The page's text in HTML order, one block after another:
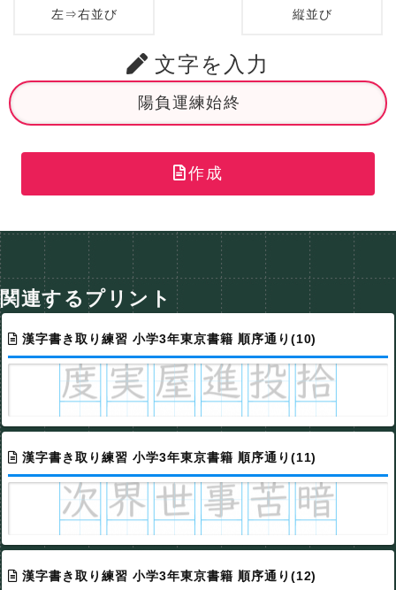
左⇒右並び
縦並び
文字を入力
作成
関連するプリント
漢字書き取り練習 小学3年東京書籍 順序通り(10)
漢字書き取り練習 小学3年東京書籍 順序通り(11)
漢字書き取り練習 小学3年東京書籍 順序通り(12)